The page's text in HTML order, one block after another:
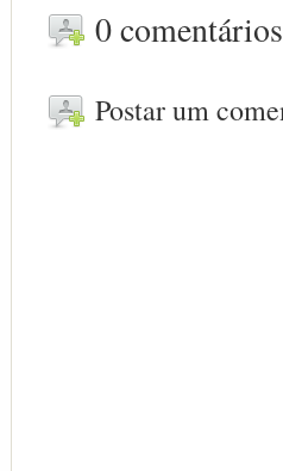
0
Postar um